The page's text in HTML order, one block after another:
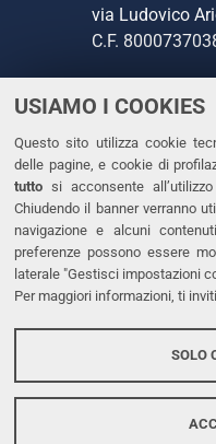
USIAMO I COOKIES
Questo sito utilizza cookie
delle pagine, e cookie di
tutto si acconsente
Chiudendo il banner verranno
navigazione e alcuni
preferenze possono essere
laterale "Gestisci impostazioni
Per maggiori informazioni, ti
SOLO
via Ludovico
C.F.
CONTATTI
Tel. +39 0532
Fax. +39 0532
PEC
LINKS
Dichiarazione
Protezione dati